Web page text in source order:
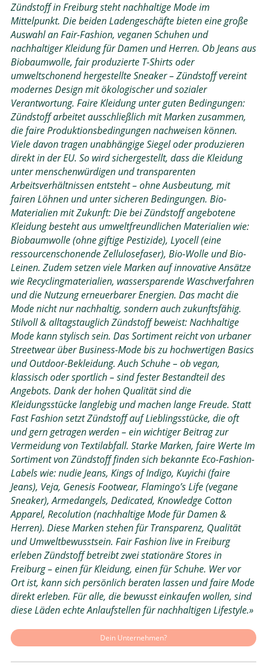
Zündstoff in Freiburg steht nachhaltige Mode im
Mittelpunkt. Die beiden Ladengeschäfte bieten eine große
Auswahl an Fair-Fashion, veganen Schuhen und
nachhaltiger Kleidung für Damen und Herren. Ob Jeans aus
Biobaumwolle, fair produzierte T-Shirts oder
umweltschonend hergestellte Sneaker – Zündstoff vereint
modernes Design mit ökologischer und sozialer
Verantwortung. Faire Kleidung unter guten Bedingungen:
Zündstoff arbeitet ausschließlich mit Marken zusammen,
die faire Produktionsbedingungen nachweisen können.
Viele davon tragen unabhängige Siegel oder produzieren
direkt in der EU. So wird sichergestellt, dass die Kleidung
unter menschenwürdigen und transparenten
Arbeitsverhältnissen entsteht – ohne Ausbeutung, mit
fairen Löhnen und unter sicheren Bedingungen. Bio-
Materialien mit Zukunft: Die bei Zündstoff angebotene
Kleidung besteht aus umweltfreundlichen Materialien wie:
Biobaumwolle (ohne giftige Pestizide), Lyocell (eine
ressourcenschonende Zellulosefaser), Bio-Wolle und Bio-
Leinen. Zudem setzen viele Marken auf innovative Ansätze
wie Recyclingmaterialien, wassersparende Waschverfahren
und die Nutzung erneuerbarer Energien. Das macht die
Mode nicht nur nachhaltig, sondern auch zukunftsfähig.
Stilvoll & alltagstauglich Zündstoff beweist: Nachhaltige
Mode kann stylisch sein. Das Sortiment reicht von urbaner
Streetwear über Business-Mode bis zu hochwertigen Basics
und Outdoor-Bekleidung. Auch Schuhe – ob vegan,
klassisch oder sportlich – sind fester Bestandteil des
Angebots. Dank der hohen Qualität sind die
Kleidungsstücke langlebig und machen lange Freude. Statt
Fast Fashion setzt Zündstoff auf Lieblingsstücke, die oft
und gern getragen werden – ein wichtiger Beitrag zur
Vermeidung von Textilabfall. Starke Marken, faire Werte Im
Sortiment von Zündstoff finden sich bekannte Eco-Fashion-
Labels wie: nudie Jeans, Kings of Indigo, Kuyichi (faire
Jeans), Veja, Genesis Footwear, Flamingo’s Life (vegane
Sneaker), Armedangels, Dedicated, Knowledge Cotton
Apparel, Recolution (nachhaltige Mode für Damen &
Herren). Diese Marken stehen für Transparenz, Qualität
und Umweltbewusstsein. Fair Fashion live in Freiburg
erleben Zündstoff betreibt zwei stationäre Stores in
Freiburg – einen für Kleidung, einen für Schuhe. Wer vor
Ort ist, kann sich persönlich beraten lassen und faire Mode
direkt erleben. Für alle, die bewusst einkaufen wollen, sind
diese Läden echte Anlaufstellen für nachhaltigen Lifestyle.»
Dein Unternehmen?